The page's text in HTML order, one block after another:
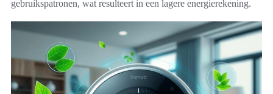
gebruikspatronen, wat resulteert in een lagere energierekening.